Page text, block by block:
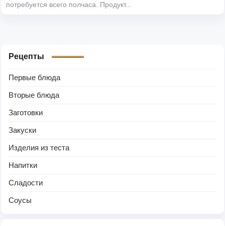
потребуется всего полчаса. Продукт...
Рецепты
Первые блюда
Вторые блюда
Заготовки
Закуски
Изделия из теста
Напитки
Сладости
Соусы